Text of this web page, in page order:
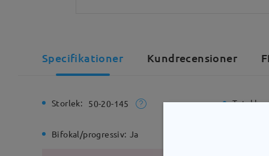
Specifikationer Kundrecensioner
Storlek: 50-20-145 Total
Bifokal/progressiv: Ja